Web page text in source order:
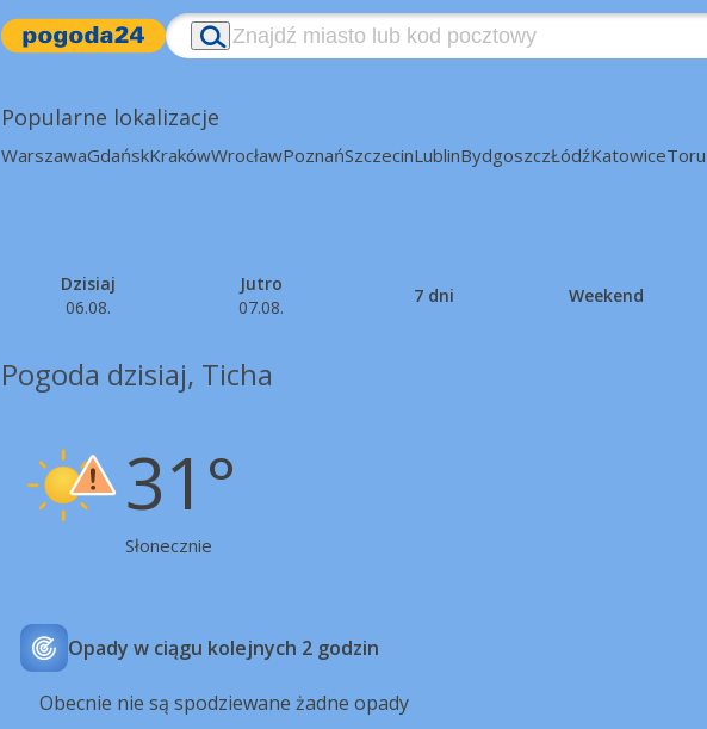
Popularne lokalizacje
WarszawaGdańskKrakówWrocławPoznańSzczecinLublinBydgoszczŁódźKatowice
Dzisiaj
06.08.
Jutro
07.08.
7 dni Weekend
Pogoda dzisiaj, Ticha
31°
Słonecznie
Opady w ciągu kolejnych 2 godzin
Obecnie nie są spodziewane żadne opady